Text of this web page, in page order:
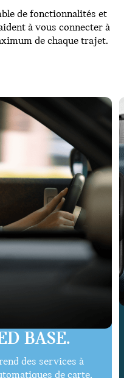
de fonctionnalités et
à vous connecter à
de chaque trajet.
BASE.
des services à
de carte,